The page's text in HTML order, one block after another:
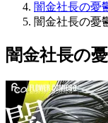
闇金社長の憂
闇金社長の憂
闇金社長の